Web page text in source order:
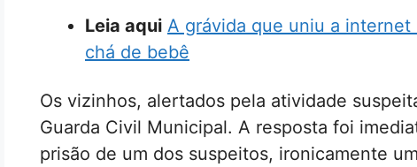
Leia aqui A grávida que uniu a internet
chá de bebê
Os vizinhos, alertados pela atividade
Guarda Civil Municipal. A resposta foi
prisão de um dos suspeitos, ironicamente